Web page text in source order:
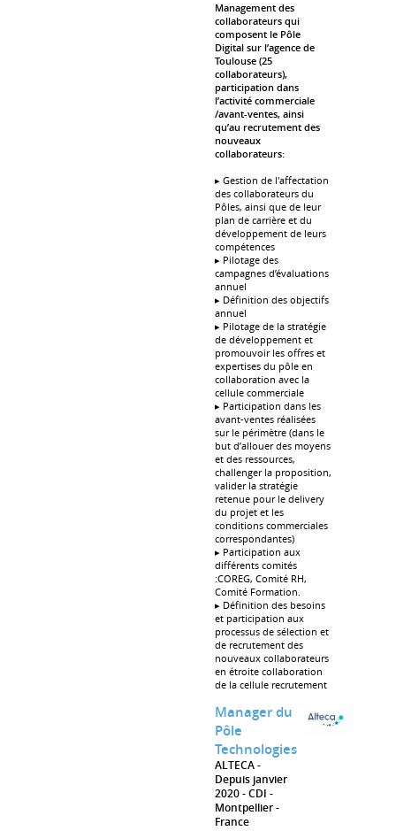
Management des
collaborateurs qui
composent le Pôle
Digital sur l’agence de
Toulouse (25
collaborateurs),
participation dans
l’activité commerciale
/avant-ventes, ainsi
qu’au recrutement des
nouveaux
collaborateurs:
▸ Gestion de l'affectation
des collaborateurs du
Pôles, ainsi que de leur
plan de carrière et du
développement de leurs
compétences
▸ Pilotage des
campagnes d’évaluations
annuel
▸ Définition des objectifs
annuel
▸ Pilotage de la stratégie
de développement et
promouvoir les offres et
expertises du pôle en
collaboration avec la
cellule commerciale
▸ Participation dans les
avant-ventes réalisées
sur le périmètre (dans le
but d’allouer des moyens
et des ressources,
challenger la proposition,
valider la stratégie
retenue pour le delivery
du projet et les
conditions commerciales
correspondantes)
▸ Participation aux
différents comités
:COREG, Comité RH,
Comité Formation.
▸ Définition des besoins
et participation aux
processus de sélection et
de recrutement des
nouveaux collaborateurs
en étroite collaboration
de la cellule recrutement
Manager du
Pôle
Technologies
ALTECA
Depuis janvier
2020 CDI
Montpellier
France